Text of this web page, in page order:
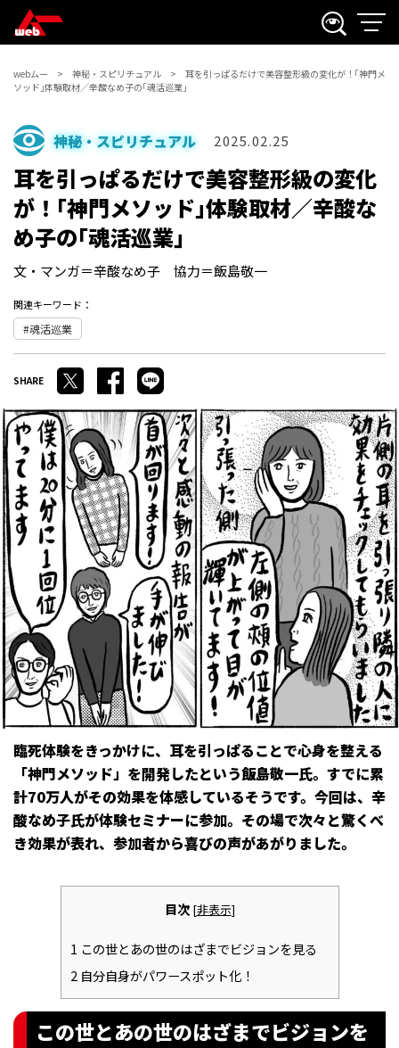
webムー 神秘・スピリチュアル
耳を引っぱるだけで美容整形級の変化が！｢神門メ
ソッド｣体験取材／辛酸なめ子の｢魂活巡業｣
神秘・スピリチュアル 2025.02.25
耳を引っぱるだけで美容整形級の変化
が！｢神門メソッド｣体験取材／辛酸な
め子の｢魂活巡業｣
文・マンガ＝辛酸なめ子 協力＝飯島敬一
関連キーワード：
魂活巡業
臨死体験をきっかけに、耳を引っぱることで心身を整える
「神門メソッド」を開発したという飯島敬一氏。すでに累
計70万人がその効果を体感しているそうです。今回は、辛
酸なめ子氏が体験セミナーに参加。その場で次々と驚くべ
き効果が表れ、参加者から喜びの声があがりました。
目次 [非表示]
1 この世とあの世のはざまでビジョンを見る
2自分自身がパワースポット化！
この世とあの世のはざまでビジョンを